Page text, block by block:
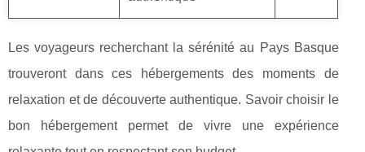
Les voyageurs recherchant la sérénité au Pays Basque
trouveront dans ces hébergements des moments de
relaxation et de découverte authentique. Savoir choisir le
bon hébergement permet de vivre une expérience